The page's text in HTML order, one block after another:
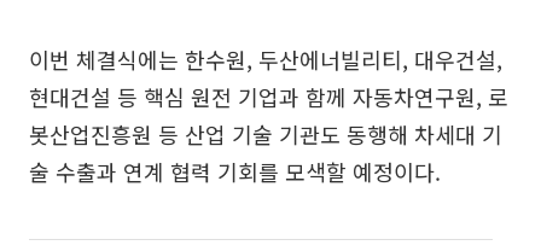
이번 체결식에는 한수원, 두산에너빌리티, 대우건설,
현대건설 등 핵심 원전 기업과 함께 자동차연구원, 로
봇산업진흥원 등 산업 기술 기관도 동행해 차세대 기
술 수출과 연계 협력 기회를 모색할 예정이다.